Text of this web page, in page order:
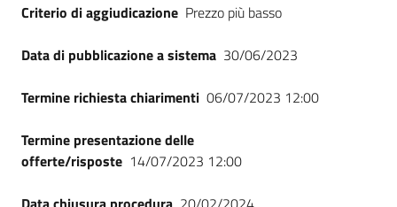
su
Criterio di aggiudicazione Prezzo più basso
Data di pubblicazione a sistema 30/06/2023
Termine richiesta chiarimenti 06/07/2023 12:00
Termine presentazione delle
offerte/risposte 14/07/2023 12:00